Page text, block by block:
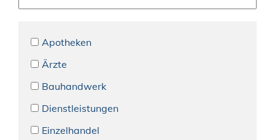
Apotheken
Ärzte
Bauhandwerk
Dienstleistungen
Einzelhandel